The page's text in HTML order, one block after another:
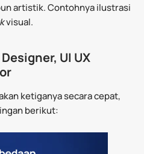
artistik. Contohnya ilustrasi
visual.
UI UX
ketiganya secara cepat,
berikut: